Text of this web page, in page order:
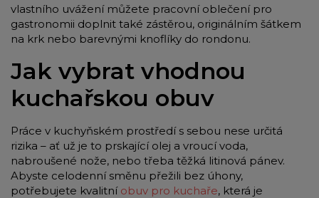
vlastního uvážení můžete pracovní oblečení pro
gastronomii doplnit také zástěrou, originálním šátkem
na krk nebo barevnými knoflíky do rondonu.
Jak vybrat vhodnou
kuchařskou obuv
Práce v kuchyňském prostředí s sebou nese určitá
rizika – ať už je to prskající olej a vroucí voda,
nabroušené nože, nebo třeba těžká litinová pánev.
Abyste celodenní směnu přežili bez úhony,
potřebujete kvalitní obuv pro kuchaře, která je